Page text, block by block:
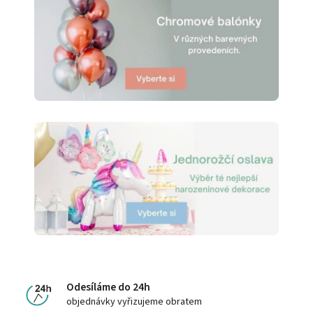
Odesíláme do 24h
objednávky vyřizujeme obratem